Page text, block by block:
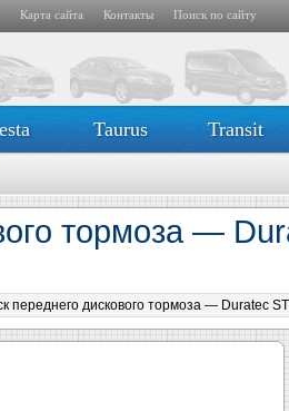
Карта сайта Контакты Поиск по сайту
Taurus Transit
тормоза —
переднего дискового тормоза — Duratec